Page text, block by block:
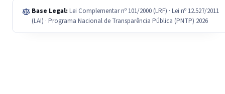
Base Legal: Lei Complementar nº 101/2000 (LRF) · Lei nº 12.527/2011
(LAI) · Programa Nacional de Transparência Pública (PNTP) 2026